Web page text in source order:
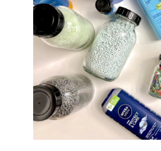
NIVEA Ball